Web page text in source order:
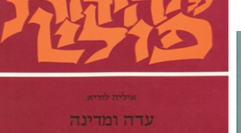
איליה לוריא